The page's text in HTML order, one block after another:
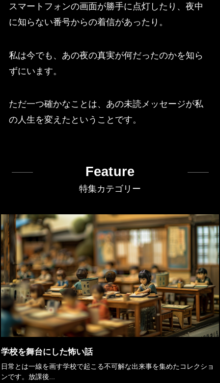
スマートフォンの画面が勝手に点灯したり、夜中
に知らない番号からの着信があったり。
私は今でも、あの夜の真実が何だったのかを知ら
ずにいます。
ただ一つ確かなことは、あの未読メッセージが私
の人生を変えたということです。
Feature
特集カテゴリー
学校を舞台にした怖い話
日常とは一線を画す学校で起こる不可解な出来事を集めたコレクショ
ンです。放課後...